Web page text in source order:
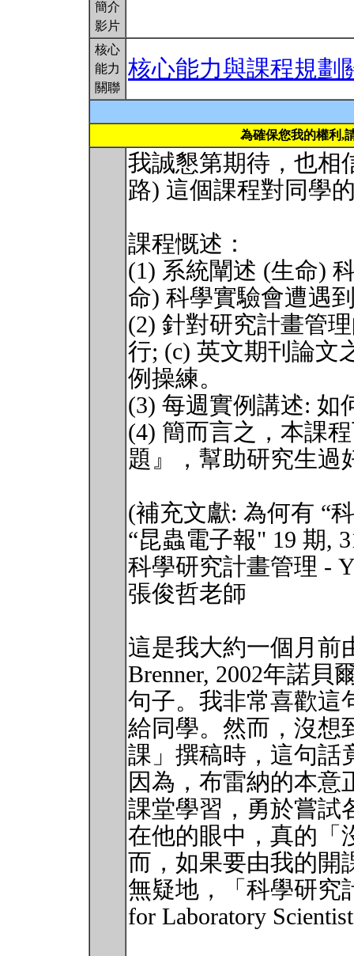
簡介
影片
核心
能力
關聯
核心能力與課程規劃
為確保您我的權利,
我誠懇第期待，也相
路) 這個課程對同學
課程慨述：
(1) 系統闡述 (生命)
命) 科學實驗會遭遇
(2) 針對研究計畫管
行; (c) 英文期刊論文
例操練。
(3) 每週實例講述: 如
(4) 簡而言之，本課
題』，幫助研究生過
(補充文獻: 為何有 “
“昆蟲電子報" 19 期,
科學研究計畫管理 -
張俊哲老師
這是我大約一個月前
Brenner, 2002年諾貝
句子。我非常喜歡這
給同學。然而，沒想
課」撰稿時，這句話
因為，布雷納的本意
課堂學習，勇於嘗試
在他的眼中，真的「
而，如果要由我的開
無疑地，「科學研究
for Laboratory